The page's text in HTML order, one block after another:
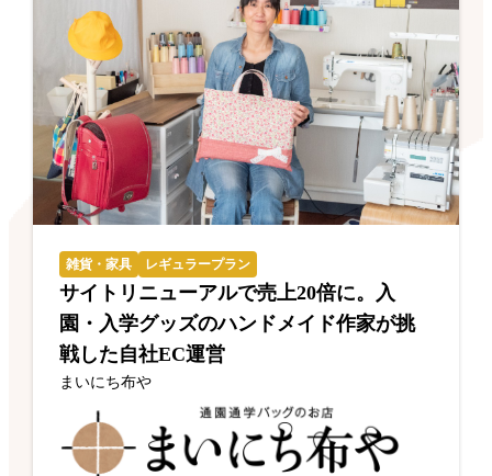
雑貨・家具 レギュラープラン
サイトリニューアルで売上20倍に。入
園・入学グッズのハンドメイド作家が挑
戦した自社EC運営
まいにち布や